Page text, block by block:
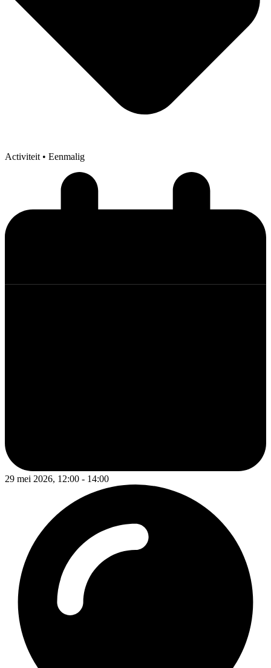
Activiteit • Eenmalig
29 mei 2026, 12:00 - 14:00